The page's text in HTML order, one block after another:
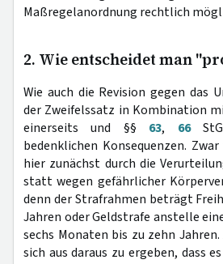
Maßregelanordnung rechtlich
2. Wie entscheidet man
Wie auch die Revision gegen das
der Zweifelssatz in Kombination
einerseits und §§ 63, 66
bedenklichen Konsequenzen.
hier zunächst durch die
statt wegen gefährlicher
denn der Strafrahmen beträgt
Jahren oder Geldstrafe anstelle
sechs Monaten bis zu zehn
sich aus daraus zu ergeben, dass